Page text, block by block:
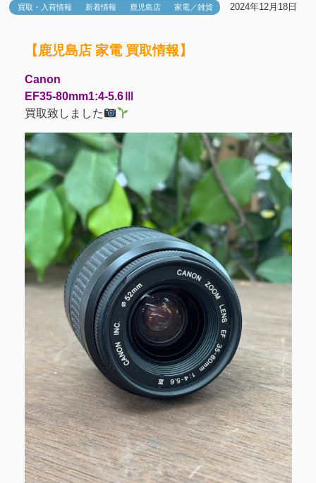
買取・入荷情報 新着情報 鹿児島店 家電／雑貨 2024年12月18日
【鹿児島店 家電 買取情報】
Canon
EF35-80mm1:4-5.6Ⅲ
買取致しました